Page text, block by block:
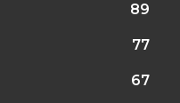
89
77
67